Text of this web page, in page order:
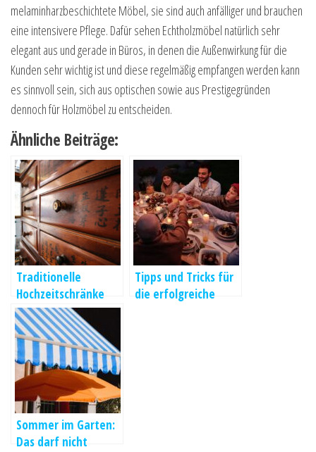
melaminharzbeschichtete Möbel, sie sind auch anfälliger und brauchen
eine intensivere Pflege. Dafür sehen Echtholzmöbel natürlich sehr
elegant aus und gerade in Büros, in denen die Außenwirkung für die
Kunden sehr wichtig ist und diese regelmäßig empfangen werden kann
es sinnvoll sein, sich aus optischen sowie aus Prestigegründen
dennoch für Holzmöbel zu entscheiden.
Ähnliche Beiträge:
Traditionelle
Hochzeitschränke
aus China
Tipps und Tricks für
die erfolgreiche
Sommer im Garten:
Das darf nicht